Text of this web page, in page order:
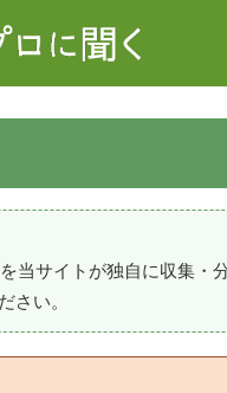
当サイトが独自に収集・
さい。